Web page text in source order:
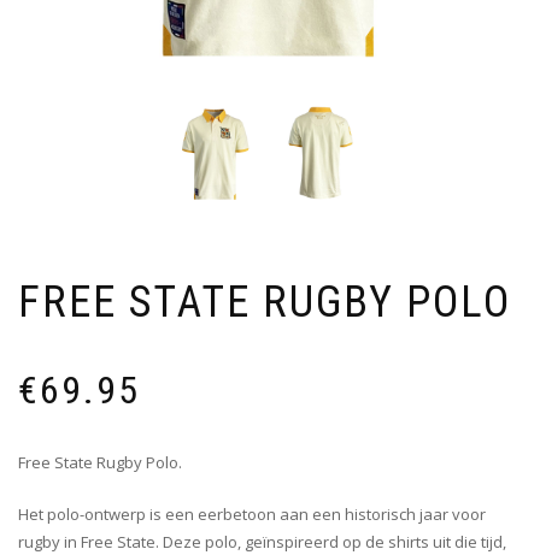
FREE STATE RUGBY POLO
€69.95
Free State Rugby Polo.
Het polo-ontwerp is een eerbetoon aan een historisch jaar voor
rugby in Free State. Deze polo, geïnspireerd op de shirts uit die tijd,